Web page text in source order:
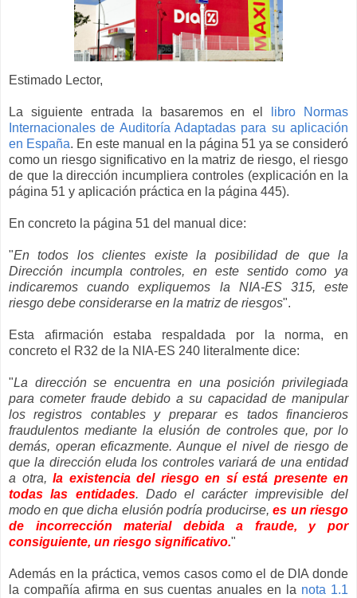
Estimado Lector,
La siguiente entrada la basaremos en el
libro Normas
Internacionales de Auditoría Adaptadas para su aplicación
en España. En este manual en la página 51 ya se consideró
como un riesgo significativo en la matriz de riesgo, el riesgo
de que la dirección incumpliera controles (explicación en la
página 51 y aplicación práctica en la página 445).
En concreto la página 51 del manual dice:
"En todos los clientes existe la posibilidad de que la
Dirección incumpla controles, en este sentido como ya
indicaremos cuando expliquemos la NIA-ES 315, este
riesgo debe considerarse en la matriz de riesgos".
Esta afirmación estaba respaldada por la norma, en
concreto el R32 de la NIA-ES 240 literalmente dice:
"La dirección se encuentra en una posición privilegiada
para cometer fraude debido a su capacidad de manipular
los registros contables y preparar es tados financieros
fraudulentos mediante la elusión de controles que, por lo
demás, operan eficazmente. Aunque el nivel de riesgo de
que la dirección eluda los controles variará de una entidad
a otra, la existencia del riesgo en sí está presente en
todas las entidades. Dado el carácter imprevisible del
modo en que dicha elusión podría producirse,es un riesgo
de incorrección material debida a fraude, y por
consiguiente, un riesgo significativo."
Además en la práctica, vemos casos como el de DIA donde
la compañía afirma en sus cuentas anuales en la nota 1.1